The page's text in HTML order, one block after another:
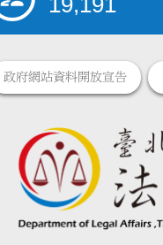
政府網站資料開放宣告